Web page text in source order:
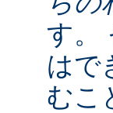
す。
はで
むこ